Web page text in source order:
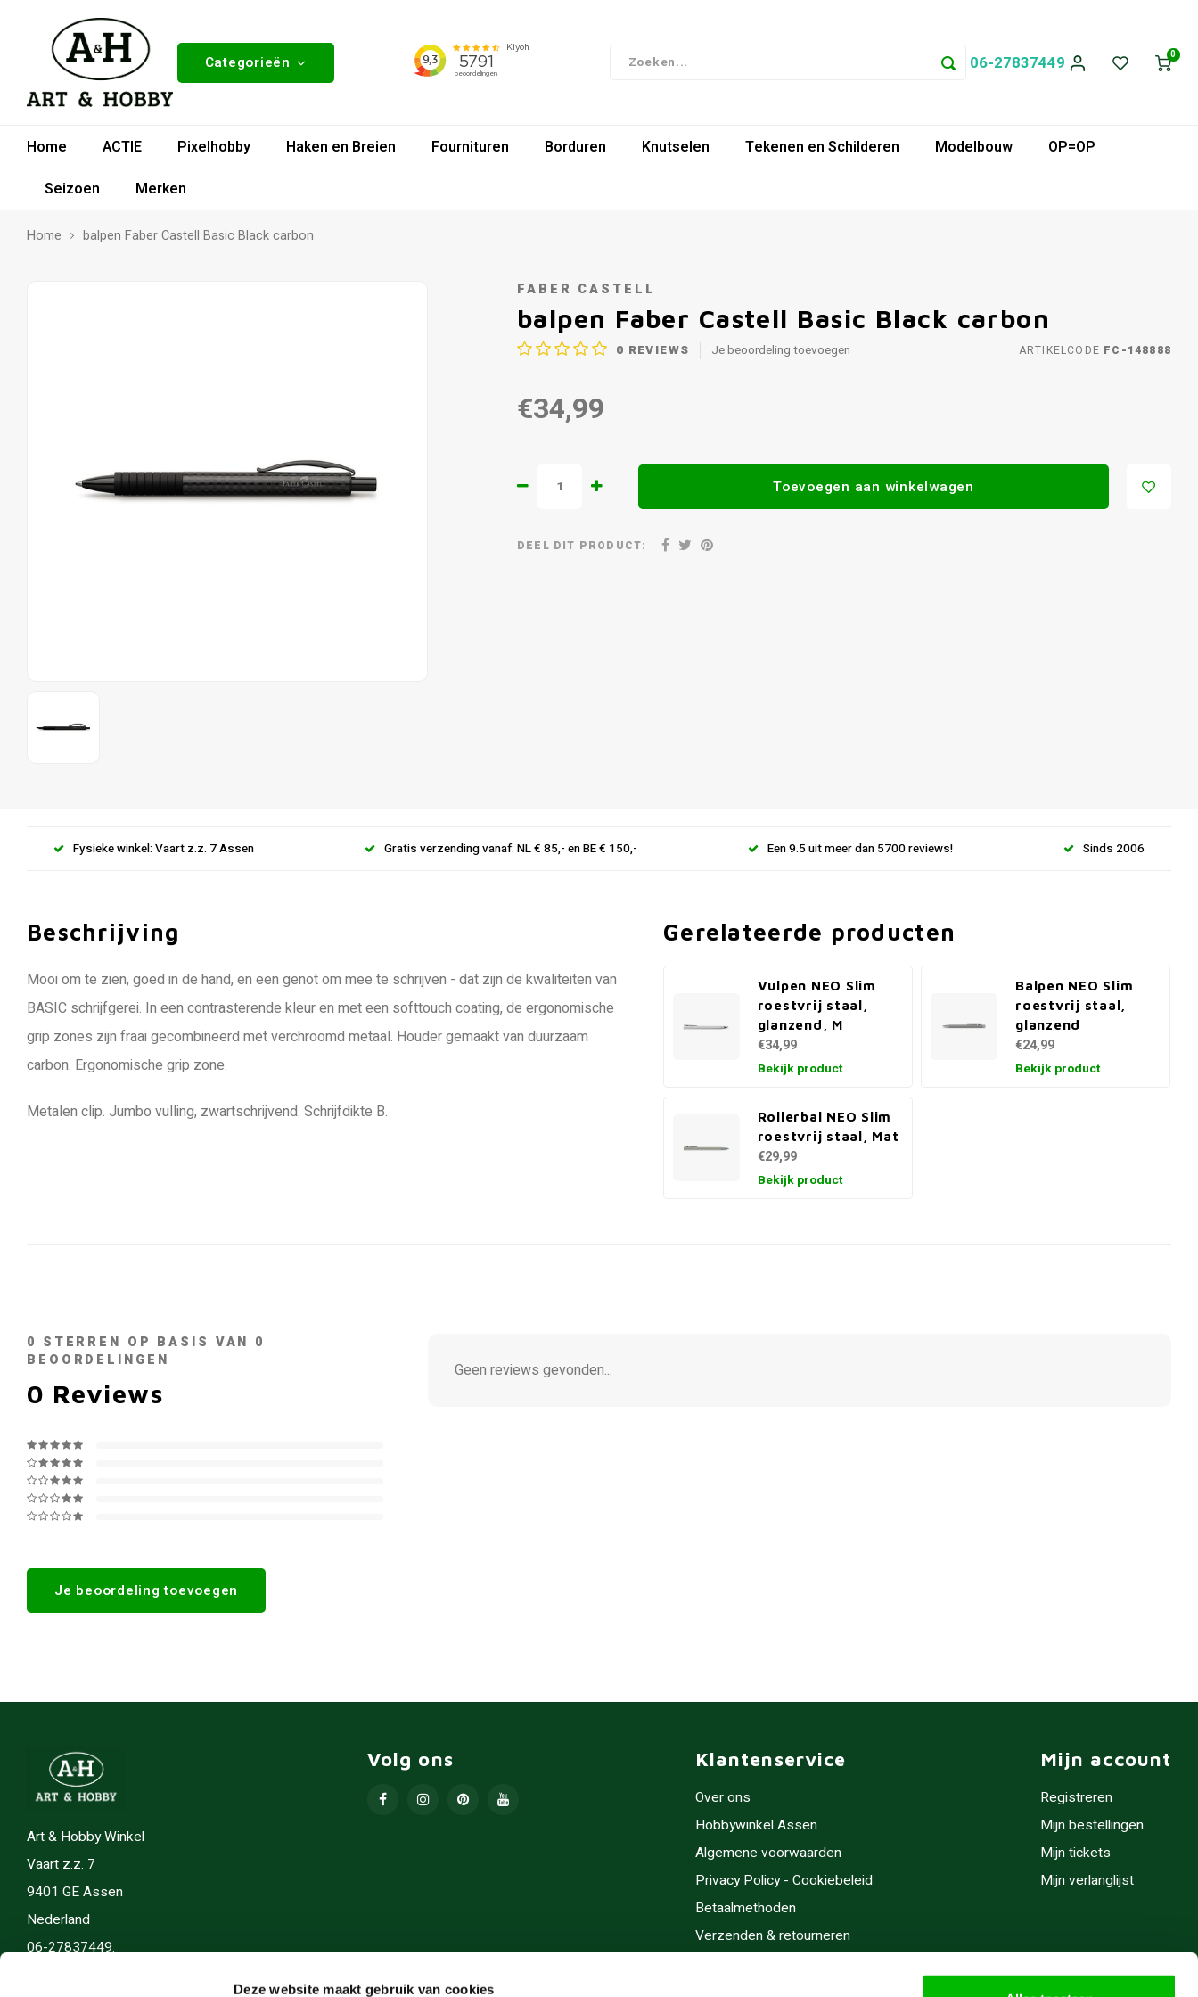
Deze website maakt gebruik van cookies
Categorieën 06-27837449 0
Home ACTIE Pixelhobby Haken en Breien Fournituren Borduren Knutselen Tekenen en Schilderen Modelbouw
OP=OP
Seizoen
Merken
Home balpen Faber Castell Basic Black carbon
FABER CASTELL
balpen Faber Castell Basic Black carbon
0 REVIEWS Je beoordeling toevoegen ARTIKELCODE FC-148888
€34,99
Toevoegen aan winkelwagen
DEEL DIT PRODUCT:
Fysieke winkel: Vaart z.z. 7 Assen Gratis verzending vanaf: NL € 85,- en BE € 150,- Een 9.5 uit meer dan 5700 reviews! Sinds 2006
Beschrijving
Mooi om te zien, goed in de hand, en een genot om mee te schrijven - dat zijn de kwaliteiten van
BASIC schrijfgerei. In een contrasterende kleur en met een softtouch coating, de ergonomische
grip zones zijn fraai gecombineerd met verchroomd metaal. Houder gemaakt van duurzaam
carbon. Ergonomische grip zone.
Metalen clip. Jumbo vulling, zwartschrijvend. Schrijfdikte B.
Gerelateerde producten
Vulpen NEO Slim
roestvrij staal,
glanzend, M
€34,99
Bekijk product
Balpen NEO Slim
roestvrij staal,
glanzend
€24,99
Bekijk product
Rollerbal NEO Slim
roestvrij staal, Mat
€29,99
Bekijk product
0 STERREN OP BASIS VAN 0
BEOORDELINGEN
0 Reviews
Je beoordeling toevoegen
Geen reviews gevonden...
Art & Hobby Winkel
Vaart z.z. 7
9401 GE Assen
Nederland
06-27837449.
Volg ons Klantenservice
Over ons
Hobbywinkel Assen
Algemene voorwaarden
Privacy Policy - Cookiebeleid
Betaalmethoden
Verzenden & retourneren
Mijn account
Registreren
Mijn bestellingen
Mijn tickets
Mijn verlanglijst